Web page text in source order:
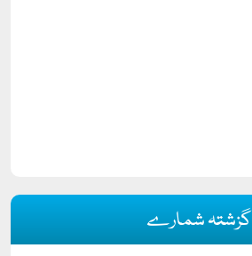
گزشتہ شمارے